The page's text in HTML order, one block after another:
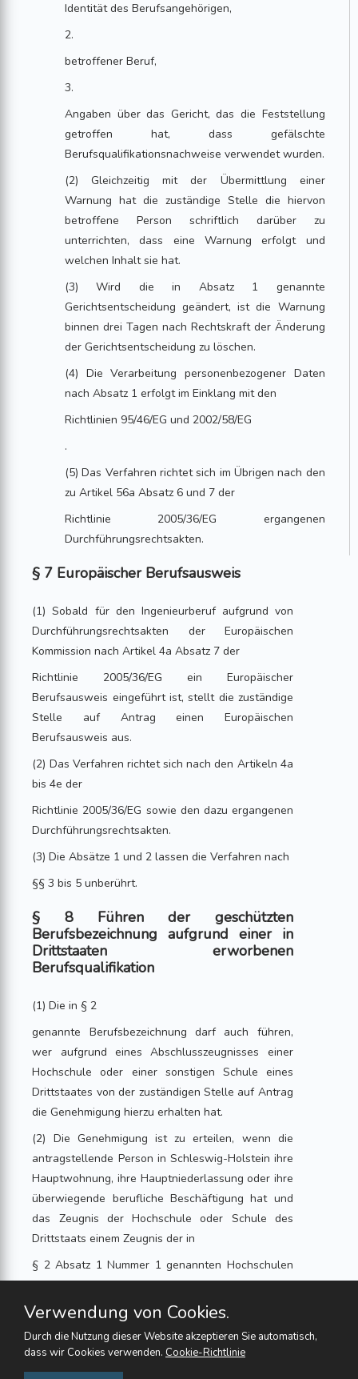
Identität des Berufsangehörigen,
2.
betroffener Beruf,
3.
Angaben über das Gericht, das die Feststellung
getroffen hat, dass gefälschte
Berufsqualifikationsnachweise verwendet wurden.
(2) Gleichzeitig mit der Übermittlung einer
Warnung hat die zuständige Stelle die hiervon
betroffene Person schriftlich darüber zu
unterrichten, dass eine Warnung erfolgt und
welchen Inhalt sie hat.
(3) Wird die in Absatz 1 genannte
Gerichtsentscheidung geändert, ist die Warnung
binnen drei Tagen nach Rechtskraft der Änderung
der Gerichtsentscheidung zu löschen.
(4) Die Verarbeitung personenbezogener Daten
nach Absatz 1 erfolgt im Einklang mit den
Richtlinien 95/46/EG und 2002/58/EG
.
(5) Das Verfahren richtet sich im Übrigen nach den
zu Artikel 56a Absatz 6 und 7 der
Richtlinie 2005/36/EG ergangenen
Durchführungsrechtsakten.
§ 7 Europäischer Berufsausweis
(1) Sobald für den Ingenieurberuf aufgrund von
Durchführungsrechtsakten der Europäischen
Kommission nach Artikel 4a Absatz 7 der
Richtlinie 2005/36/EG ein Europäischer
Berufsausweis eingeführt ist, stellt die zuständige
Stelle auf Antrag einen Europäischen
Berufsausweis aus.
(2) Das Verfahren richtet sich nach den Artikeln 4a
bis 4e der
Richtlinie 2005/36/EG sowie den dazu ergangenen
Durchführungsrechtsakten.
(3) Die Absätze 1 und 2 lassen die Verfahren nach
§§ 3 bis 5 unberührt.
§ 8 Führen der geschützten
Berufsbezeichnung aufgrund einer in
Drittstaaten erworbenen
Berufsqualifikation
(1) Die in § 2
genannte Berufsbezeichnung darf auch führen,
wer aufgrund eines Abschlusszeugnisses einer
Hochschule oder einer sonstigen Schule eines
Drittstaates von der zuständigen Stelle auf Antrag
die Genehmigung hierzu erhalten hat.
(2) Die Genehmigung ist zu erteilen, wenn die
antragstellende Person in Schleswig-Holstein ihre
Hauptwohnung, ihre Hauptniederlassung oder ihre
überwiegende berufliche Beschäftigung hat und
das Zeugnis der Hochschule oder Schule des
Drittstaats einem Zeugnis der in
§ 2 Absatz 1 Nummer 1 genannten Hochschulen
gleichwertig ist. Ist die antragstellende Person
nicht deutsch im Sinn des
Artikel 116 des Grundgesetzes , kann die
Genehmigung versagt werden, wenn die
Gegenseitigkeit nicht gewährleistet ist.
Verwendung von Cookies.
Durch die Nutzung dieser Website akzeptieren Sie automatisch,
dass wir Cookies verwenden. Cookie-Richtlinie